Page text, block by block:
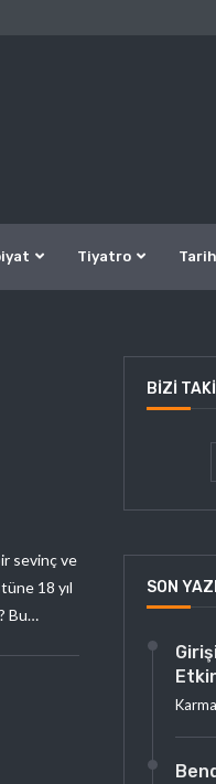
Tiyatro Tarih
sevinç ve
18 yıl
Bu…
BIZI
SON